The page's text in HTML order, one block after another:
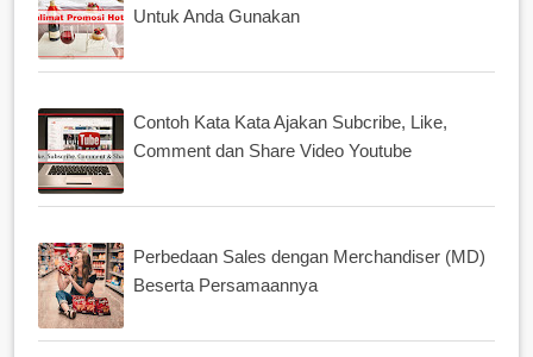
Untuk Anda Gunakan
Contoh Kata Kata Ajakan Subcribe, Like,
Comment dan Share Video Youtube
Perbedaan Sales dengan Merchandiser (MD)
Beserta Persamaannya